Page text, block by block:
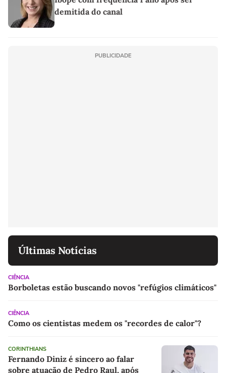
demitida do canal
PUBLICIDADE
Últimas Notícias
CIÊNCIA
Borboletas estão buscando novos "refúgios climáticos"
CIÊNCIA
Como os cientistas medem os "recordes de calor"?
CORINTHIANS
Fernando Diniz é sincero ao falar
sobre atuação de Pedro Raul, após